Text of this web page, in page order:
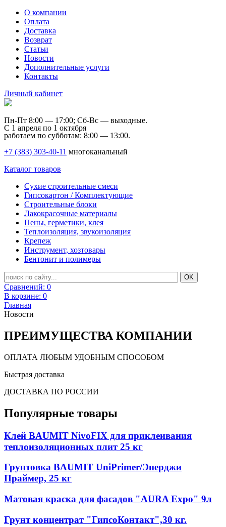
О компании
Оплата
Доставка
Возврат
Статьи
Новости
Дополнительные услуги
Контакты
Личный кабинет
Пн-Пт 8:00 — 17:00; Сб-Вс — выходные.
С 1 апреля по 1 октября
работаем по субботам: 8:00 — 13:00.
+7 (383) 303-40-11 многоканальный
Каталог товаров
Сухие строительные смеси
Гипсокартон / Комплектующие
Строительные блоки
Лакокрасочные материалы
Пены, герметики, клея
Теплоизоляция, звукоизоляция
Крепеж
Инструмент, хозтовары
Бентонит и полимеры
Сравнений: 0
В корзине: 0
Главная
Новости
ПРЕИМУЩЕСТВА КОМПАНИИ
ОПЛАТА ЛЮБЫМ УДОБНЫМ СПОСОБОМ
Быстрая доставка
ДОСТАВКА ПО РОССИИ
Популярные товары
Клей BAUMIT NivoFIX для приклеивания
теплоизоляционных плит 25 кг
Грунтовка BAUMIT UniPrimer/Энерджи
Праймер, 25 кг
Матовая краска для фасадов "AURA Expo" 9л
Грунт концентрат "ГипсоКонтакт",30 кг.